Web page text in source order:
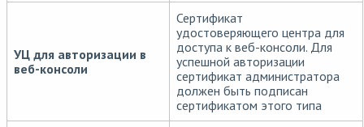
УЦ для авторизации в
веб-консоли
Сертификат
удостоверяющего центра для
доступа к веб-консоли. Для
успешной авторизации
сертификат администратора
должен быть подписан
сертификатом этого типа